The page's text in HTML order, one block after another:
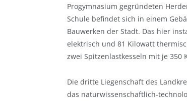
Progymnasium gegründeten
Schule befindet sich in einem
Bauwerken der Stadt. Das hier
elektrisch und 81 Kilowatt
zwei Spitzenlastkesseln mit je 350
Die dritte Liegenschaft des
das naturwissenschaftlich-